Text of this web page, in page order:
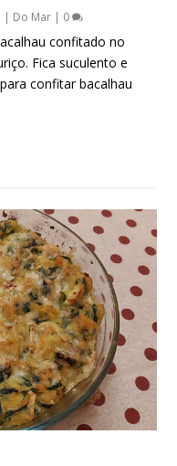
| Do Mar | 0
confitado no
Fica suculento e
confitar bacalhau